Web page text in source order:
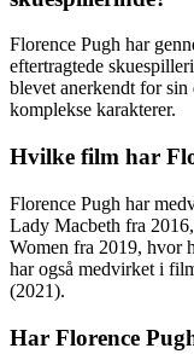
Florence Pugh har
eftertragtede
blevet anerkendt for
komplekse karakterer.
Hvilke film har
Florence Pugh har
Lady Macbeth fra
Women fra 2019, hvor
har også medvirket i
(2021).
Har Florence